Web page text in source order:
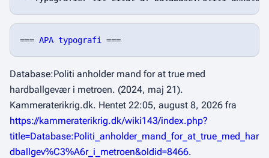
=== APA typografi
Database:Politi anholder mand for at true med
hardballgevær i metroen. (2024, maj 21).
Kammeraterikrig.dk. Hentet 22:05, august 8, 2026 fra
https://kammeraterikrig.dk/wiki143/index.php?
title=Database:Politi_anholder_mand_for_at_true_med_har
dballgev%C3%A6r_i_metroen&oldid=8466.